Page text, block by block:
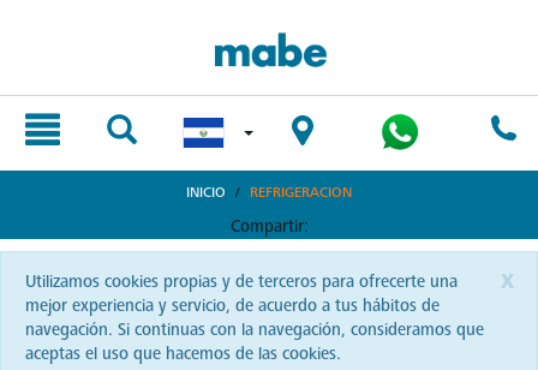
INICIO REFRIGERACION
Compartir:
x
Utilizamos cookies propias y de terceros para ofrecerte una
mejor experiencia y servicio, de acuerdo a tus hábitos de
navegación. Si continuas con la navegación, consideramos que
aceptas el uso que hacemos de las cookies.